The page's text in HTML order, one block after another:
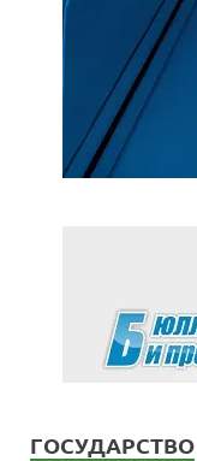
ГОСУДАРСТВО